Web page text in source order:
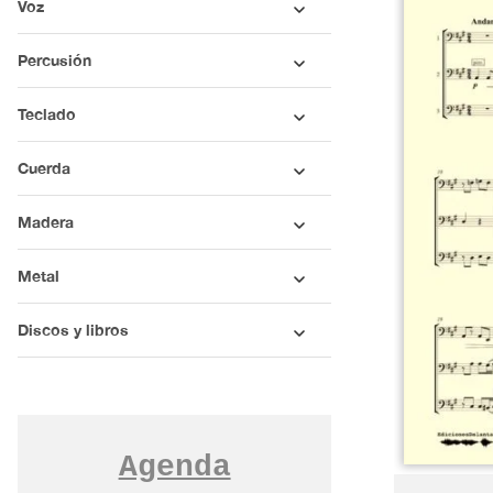
Voz
Percusión
Teclado
Cuerda
Madera
Metal
Discos y libros
Agenda